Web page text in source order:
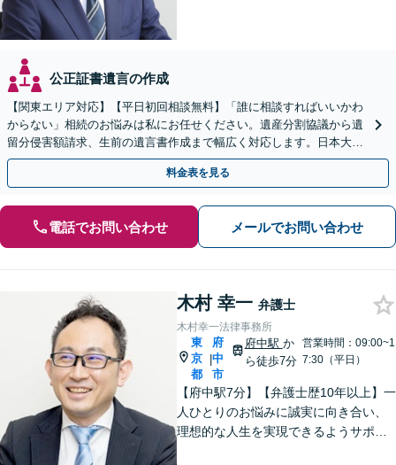
公正証書遺言の作成
【関東エリア対応】【平日初回相談無料】「誰に相談すればいいかわ
からない」相続のお悩みは私にお任せください。遺産分割協議から遺
留分侵害額請求、生前の遺言書作成まで幅広く対応します。日本大通
り駅直結でアクセス良好。
料金表を見る
電話でお問い合わせ メールでお問い合わせ
木村 幸一 弁護士
木村幸一法律事務所
東
京
都
|
府
中
市
府中駅 か
ら徒歩7分
営業時間：09:00~1
7:30（平日）
【府中駅7分】【弁護士歴10年以上】一
人ひとりのお悩みに誠実に向き合い、
理想的な人生を実現できるようサポー